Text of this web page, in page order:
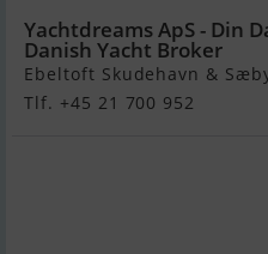
Yachtdreams ApS - Din
Danish Yacht Broker
Ebeltoft Skudehavn &
Tlf. +45 21 700 952